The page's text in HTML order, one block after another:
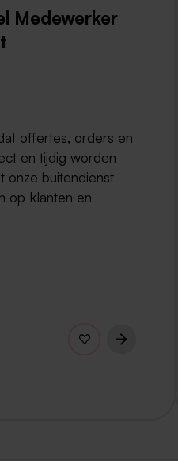
Medewerker
offertes, orders en
en tijdig worden
onze buitendienst
op klanten en